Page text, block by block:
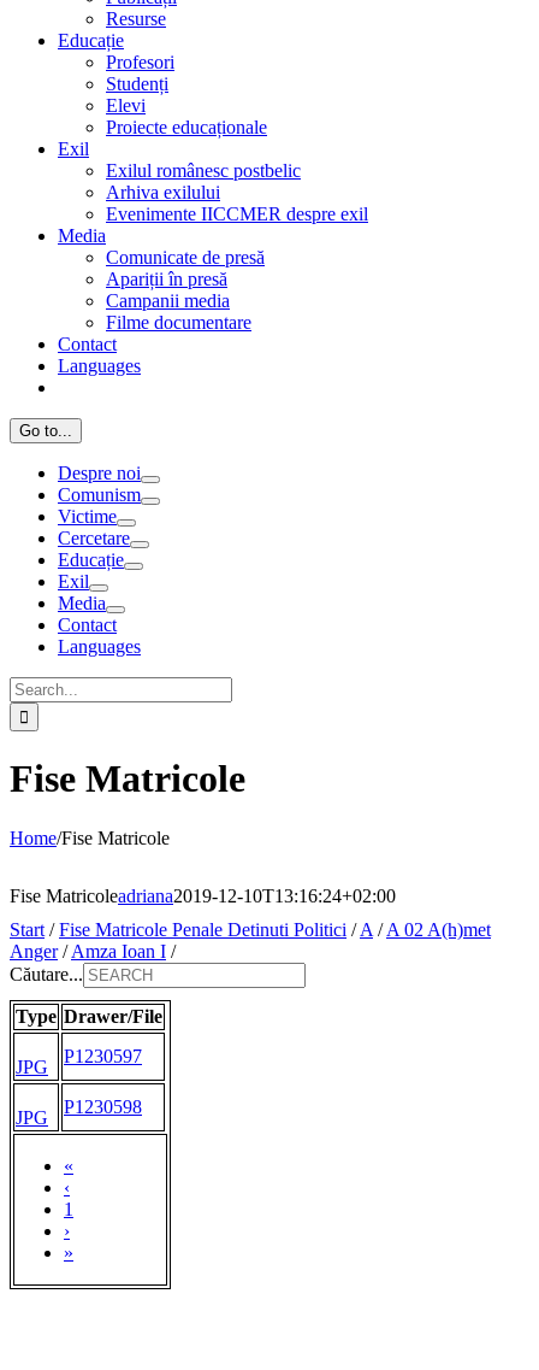
Resurse
Educație
Profesori
Studenți
Elevi
Proiecte educaționale
Exil
Exilul românesc postbelic
Arhiva exilului
Evenimente IICCMER despre exil
Media
Comunicate de presă
Apariții în presă
Campanii media
Filme documentare
Contact
Languages
Go to...
Despre noi
Comunism
Victime
Cercetare
Educație
Exil
Media
Contact
Languages
Search
for:
Fise Matricole
Home/Fise Matricole
Fise Matricoleadriana2019-12-10T13:16:24+02:00
Start /Fise Matricole Penale Detinuti Politici /A /A 02 A(h)met
Anger/Amza Ioan I /
Căutare...
Type Drawer/File
«
‹
1
›
»
JPG
P1230597
JPG
P1230598